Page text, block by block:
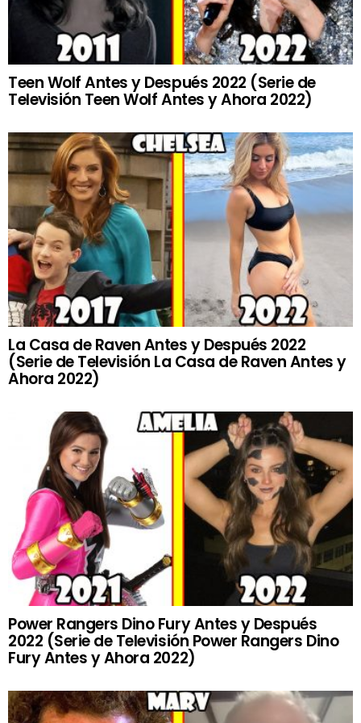
Teen Wolf Antes y Después 2022 (Serie de
Televisión Teen Wolf Antes y Ahora 2022)
La Casa de Raven Antes y Después 2022
(Serie de Televisión La Casa de Raven Antes y
Ahora 2022)
Power Rangers Dino Fury Antes y Después
2022 (Serie de Televisión Power Rangers Dino
Fury Antes y Ahora 2022)